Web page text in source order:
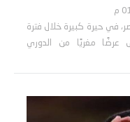
في حيرة كبيرة خلال فترة
عرضًا مغريًا من الدوري